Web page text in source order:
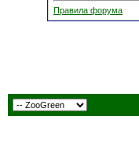
Правила форума